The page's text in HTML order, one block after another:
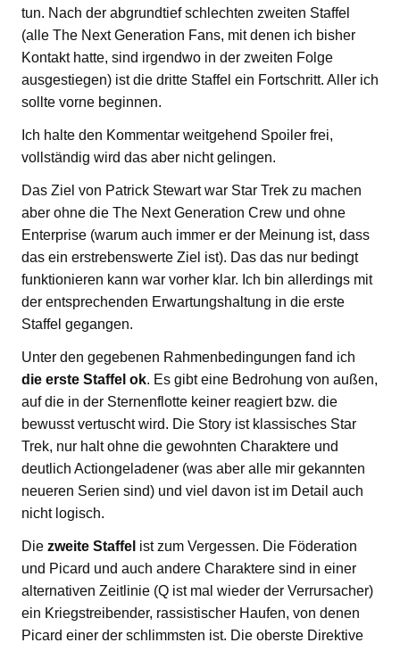
tun. Nach der abgrundtief schlechten zweiten Staffel
(alle The Next Generation Fans, mit denen ich bisher
Kontakt hatte, sind irgendwo in der zweiten Folge
ausgestiegen) ist die dritte Staffel ein Fortschritt. Aller ich
sollte vorne beginnen.
Ich halte den Kommentar weitgehend Spoiler frei,
vollständig wird das aber nicht gelingen.
Das Ziel von Patrick Stewart war Star Trek zu machen
aber ohne die The Next Generation Crew und ohne
Enterprise (warum auch immer er der Meinung ist, dass
das ein erstrebenswerte Ziel ist). Das das nur bedingt
funktionieren kann war vorher klar. Ich bin allerdings mit
der entsprechenden Erwartungshaltung in die erste
Staffel gegangen.
Unter den gegebenen Rahmenbedingungen fand ich
die erste Staffel ok. Es gibt eine Bedrohung von außen,
auf die in der Sternenflotte keiner reagiert bzw. die
bewusst vertuscht wird. Die Story ist klassisches Star
Trek, nur halt ohne die gewohnten Charaktere und
deutlich Actiongeladener (was aber alle mir gekannten
neueren Serien sind) und viel davon ist im Detail auch
nicht logisch.
Die zweite Staffel ist zum Vergessen. Die Föderation
und Picard und auch andere Charaktere sind in einer
alternativen Zeitlinie (Q ist mal wieder der Verrursacher)
ein Kriegstreibender, rassistischer Haufen, von denen
Picard einer der schlimmsten ist. Die oberste Direktive